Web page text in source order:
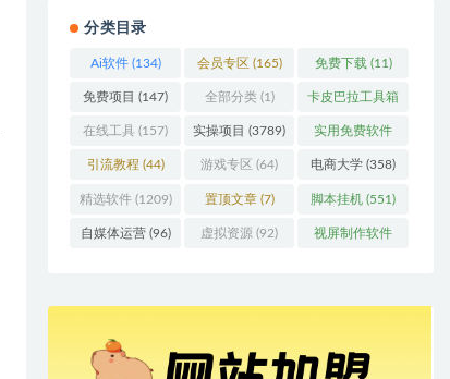
分类目录
Ai软件(134) 会员专区 (165) 免费下载 (11)
免费项目 (147) 全部分类(1) 卡皮巴拉工具箱
(3)
在线工具 (157) 实操项目 (3789) 实用免费软件
(415)
引流教程 (44) 游戏专区 (64) 电商大学 (358)
精选软件(1209) 置顶文章(7) 脚本挂机 (551)
自媒体运营(96) 虚拟资源 (92) 视屏制作软件